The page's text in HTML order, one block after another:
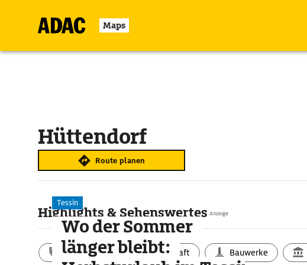
Maps
Hüttendorf
Route planen
Highlights & Sehenswertes
Aktivitäten Landschaft Bauwerke
Anzeige
Tessin
Wo der Sommer
länger bleibt: